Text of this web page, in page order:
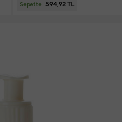
Sepette 594,92 TL